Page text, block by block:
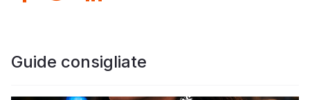
Guide consigliate